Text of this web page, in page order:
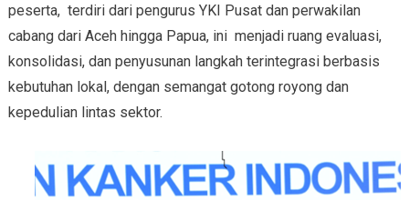
peserta, terdiri dari pengurus YKI Pusat dan perwakilan
cabang dari Aceh hingga Papua, ini menjadi ruang evaluasi,
konsolidasi, dan penyusunan langkah terintegrasi berbasis
kebutuhan lokal, dengan semangat gotong royong dan
kepedulian lintas sektor.